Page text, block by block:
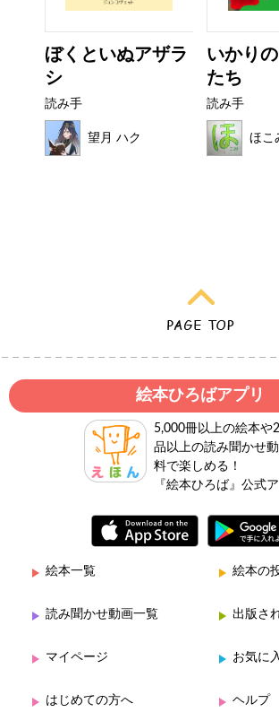
ぼくといぬアザラ
シ
読み手
望月 ハク
いかり
たち
読み手
ほこ
絵本ひろばアプリ
5,000冊以上の絵本や
品以上の読み聞かせ
料で楽しめる！
『絵本ひろば』公式ア
絵本一覧 絵本の
読み聞かせ動画一覧 出版さ
マイページ お気に
はじめての方へ ヘルプ